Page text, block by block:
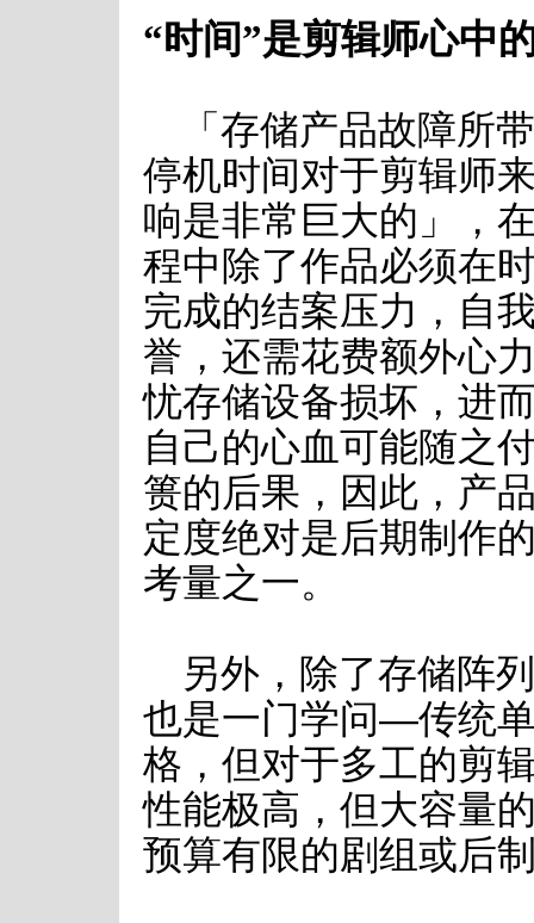
“时间”是剪辑师心中
「存储产品故障所
停机时间对于剪辑师
响是非常巨大的」，
程中除了作品必须在
完成的结案压力，自
誉，还需花费额外心
忧存储设备损坏，进
自己的心血可能随之
篑的后果，因此，产
定度绝对是后期制作
考量之一。
另外，除了存储阵
也是一门学问—传统
格，但对于多工的剪
性能极高，但大容量
预算有限的剧组或后